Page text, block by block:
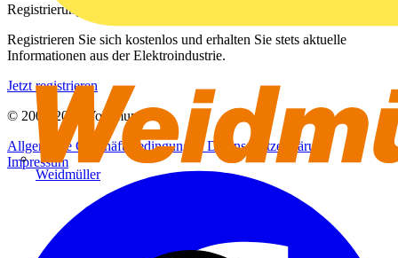
Weidmüller
Registrierung
Registrieren Sie sich kostenlos und erhalten Sie stets aktuelle
Informationen aus der Elektroindustrie.
Jetzt registrieren
© 2002-
2026
Voltimum
Allgemeine GeschäftsbedingungenDatenschutzerklärung
Impressum